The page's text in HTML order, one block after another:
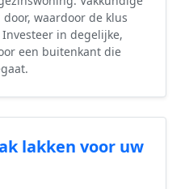
waardoor de klus
in degelijke,
een buitenkant die
lakken voor uw